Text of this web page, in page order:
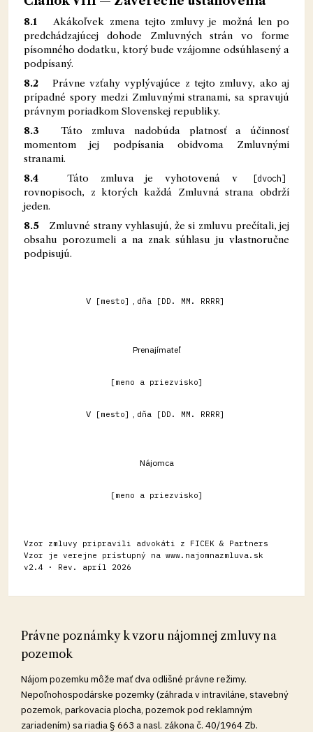
8.1
Akákoľvek zmena tejto zmluvy je možná len po
predchádzajúcej dohode Zmluvných strán vo forme
písomného dodatku, ktorý bude vzájomne odsúhlasený a
podpísaný.
8.2
Právne vzťahy vyplývajúce z tejto zmluvy, ako aj
prípadné spory medzi Zmluvnými stranami, sa spravujú
právnym poriadkom Slovenskej republiky.
8.3
Táto zmluva nadobúda platnosť a účinnosť
momentom jej podpísania obidvoma Zmluvnými
stranami.
8.4
Táto zmluva je vyhotovená v [dvoch]
rovnopisoch, z ktorých každá Zmluvná strana obdrží
jeden.
8.5
Zmluvné strany vyhlasujú, že si zmluvu prečítali, jej
obsahu porozumeli a na znak súhlasu ju vlastnoručne
podpisujú.
V [mesto] , dňa [DD. MM. RRRR]
Prenajímateľ
[meno a priezvisko]
V [mesto] , dňa [DD. MM. RRRR]
Nájomca
[meno a priezvisko]
Vzor zmluvy pripravili advokáti z FICEK & Partners
Vzor je verejne prístupný na www.najomnazmluva.sk
v2.4 · Rev. apríl 2026
Právne poznámky k vzoru nájomnej zmluvy na
pozemok
Nájom pozemku môže mať dva odlišné právne režimy.
Nepoľnohospodárske pozemky (záhrada v intraviláne, stavebný
pozemok, parkovacia plocha, pozemok pod reklamným
zariadením) sa riadia § 663 a nasl. zákona č. 40/1964 Zb.